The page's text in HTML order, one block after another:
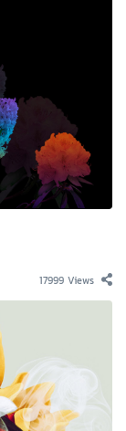
17999 Views